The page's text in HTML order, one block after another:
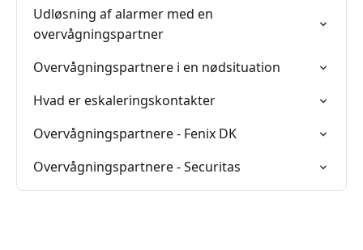
Udløsning af alarmer med en
overvågningspartner
Overvågningspartnere i en nødsituation
Hvad er eskaleringskontakter
Overvågningspartnere - Fenix DK
Overvågningspartnere - Securitas